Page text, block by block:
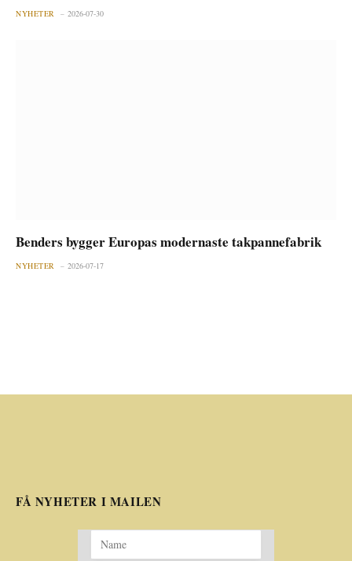
NYHETER 2026-07-30
Benders bygger Europas modernaste takpannefabrik
NYHETER 2026-07-17
FÅ NYHETER I MAILEN